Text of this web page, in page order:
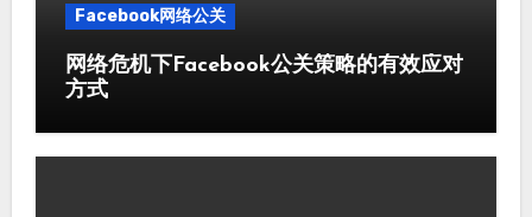
Facebook网络公关
网络危机下Facebook公关策略的有效应对
方式